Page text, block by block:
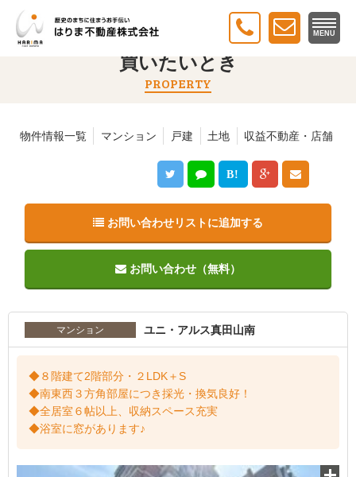
MENU
トップ＞買いたいとき＞ ユニ・アルス真田山南
買いたいとき
PROPERTY
物件情報一覧 マンション 戸建 土地 収益不動産・店舗
B!
お問い合わせリストに追加する
お問い合わせ（無料）
マンション ユニ・アルス真田山南
◆８階建て2階部分・２LDK＋S
◆南東西３方角部屋につき採光・換気良好！
◆全居室６帖以上、収納スペース充実
◆浴室に窓があります♪